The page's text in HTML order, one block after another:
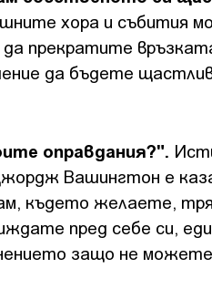
хора и събития
да прекратите
да бъдете
оправдания?".
Вашингтон е
където желаете,
пред себе си,
защо не